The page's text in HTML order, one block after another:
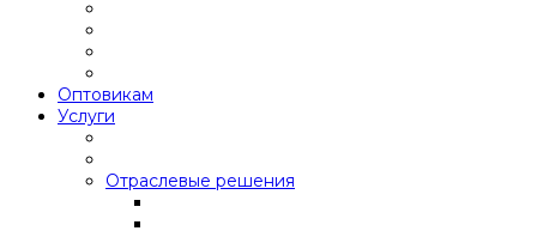
Оптовикам
Услуги
Отраслевые решения